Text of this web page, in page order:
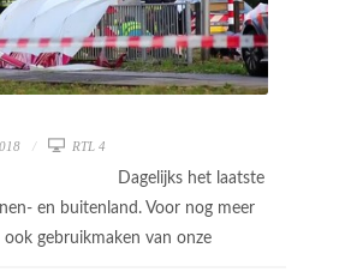
RTL 4
Dagelijks het laatste
en buitenland. Voor nog meer
gebruikmaken van onze